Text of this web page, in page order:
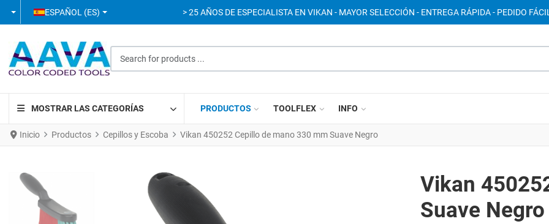
SELECCIONE SU IDIOMA
ESPAÑOL (ES) > 25 AÑOS DE ESPECIALISTA EN VIKAN - MAYOR SELECCIÓN - ENTREGA RÁPIDA - PEDIDO
MOSTRAR LAS CATEGORÍAS PRODUCTOS TOOLFLEX INFO
Inicio Productos Cepillos y Escoba Vikan 450252 Cepillo de mano 330 mm Suave Negro
Vikan
Suave Negro